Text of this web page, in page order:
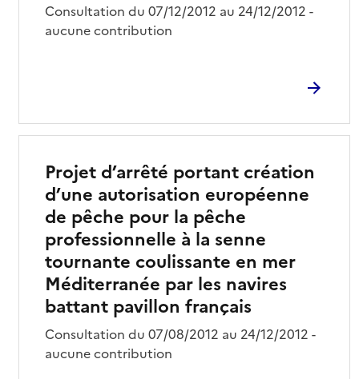
Consultation du 07/12/2012 au 24/12/2012 -
aucune contribution
Projet d’arrêté portant création
d’une autorisation européenne
de pêche pour la pêche
professionnelle à la senne
tournante coulissante en mer
Méditerranée par les navires
battant pavillon français
Consultation du 07/08/2012 au 24/12/2012 -
aucune contribution